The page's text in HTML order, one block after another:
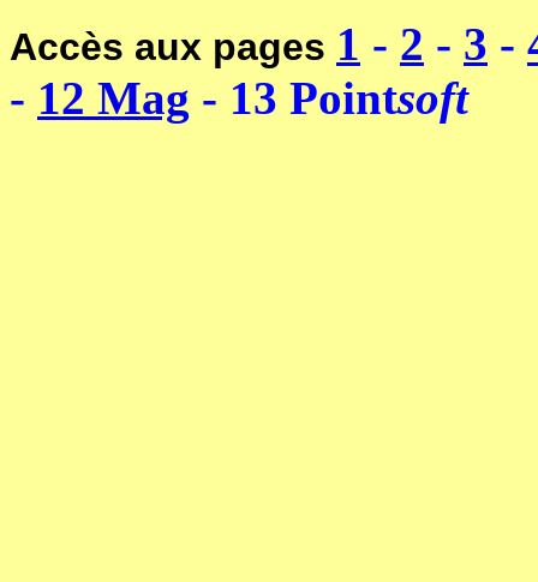
Accès aux pages 1 - 2 - 3 -
- 12 Mag - 13 Pointsoft